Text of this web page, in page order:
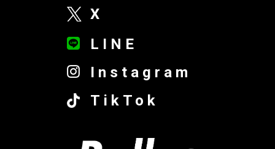
X
LINE
Instagram
TikTok